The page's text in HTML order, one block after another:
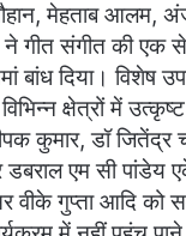
मेहताब आलम,
ने गीत संगीत की एक
बांध दिया। विशेष
क्षेत्रों में
कुमार, डॉ जितेंद्र
डबराल एम सी पांडेय
गुप्ता आदि को